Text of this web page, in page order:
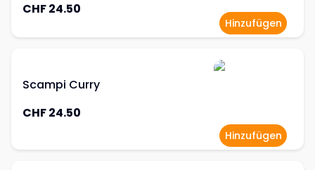
CHF 24.50
Hinzufügen
Scampi Curry
CHF 24.50
Hinzufügen